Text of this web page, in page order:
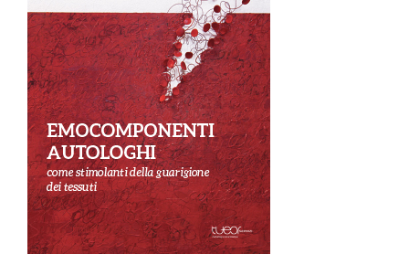
Meeting
Anthec
Torino
–
25
Novembre
2017,
Turin
Palace